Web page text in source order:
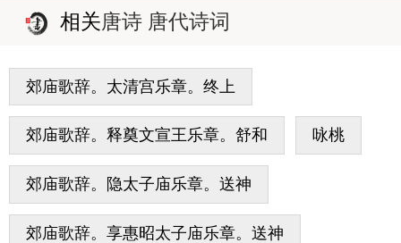
相关唐诗 唐代诗词
郊庙歌辞。太清宫乐章。终上
郊庙歌辞。释奠文宣王乐章。舒和 咏桃
郊庙歌辞。隐太子庙乐章。送神
郊庙歌辞。享惠昭太子庙乐章。送神